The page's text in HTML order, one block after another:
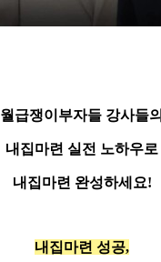
월급쟁이부자들 강사들의
내집마련 실전 노하우로
내집마련 완성하세요!
내집마련 성공,